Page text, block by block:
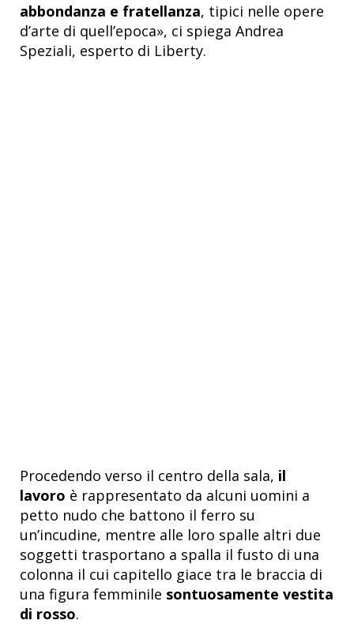
abbondanza e fratellanza, tipici nelle opere
d’arte di quell’epoca», ci spiega Andrea
Speziali, esperto di Liberty.
Procedendo verso il centro della sala, il
lavoro è rappresentato da alcuni uomini a
petto nudo che battono il ferro su
un’incudine, mentre alle loro spalle altri due
soggetti trasportano a spalla il fusto di una
colonna il cui capitello giace tra le braccia di
una figura femminile sontuosamente vestita
di rosso.